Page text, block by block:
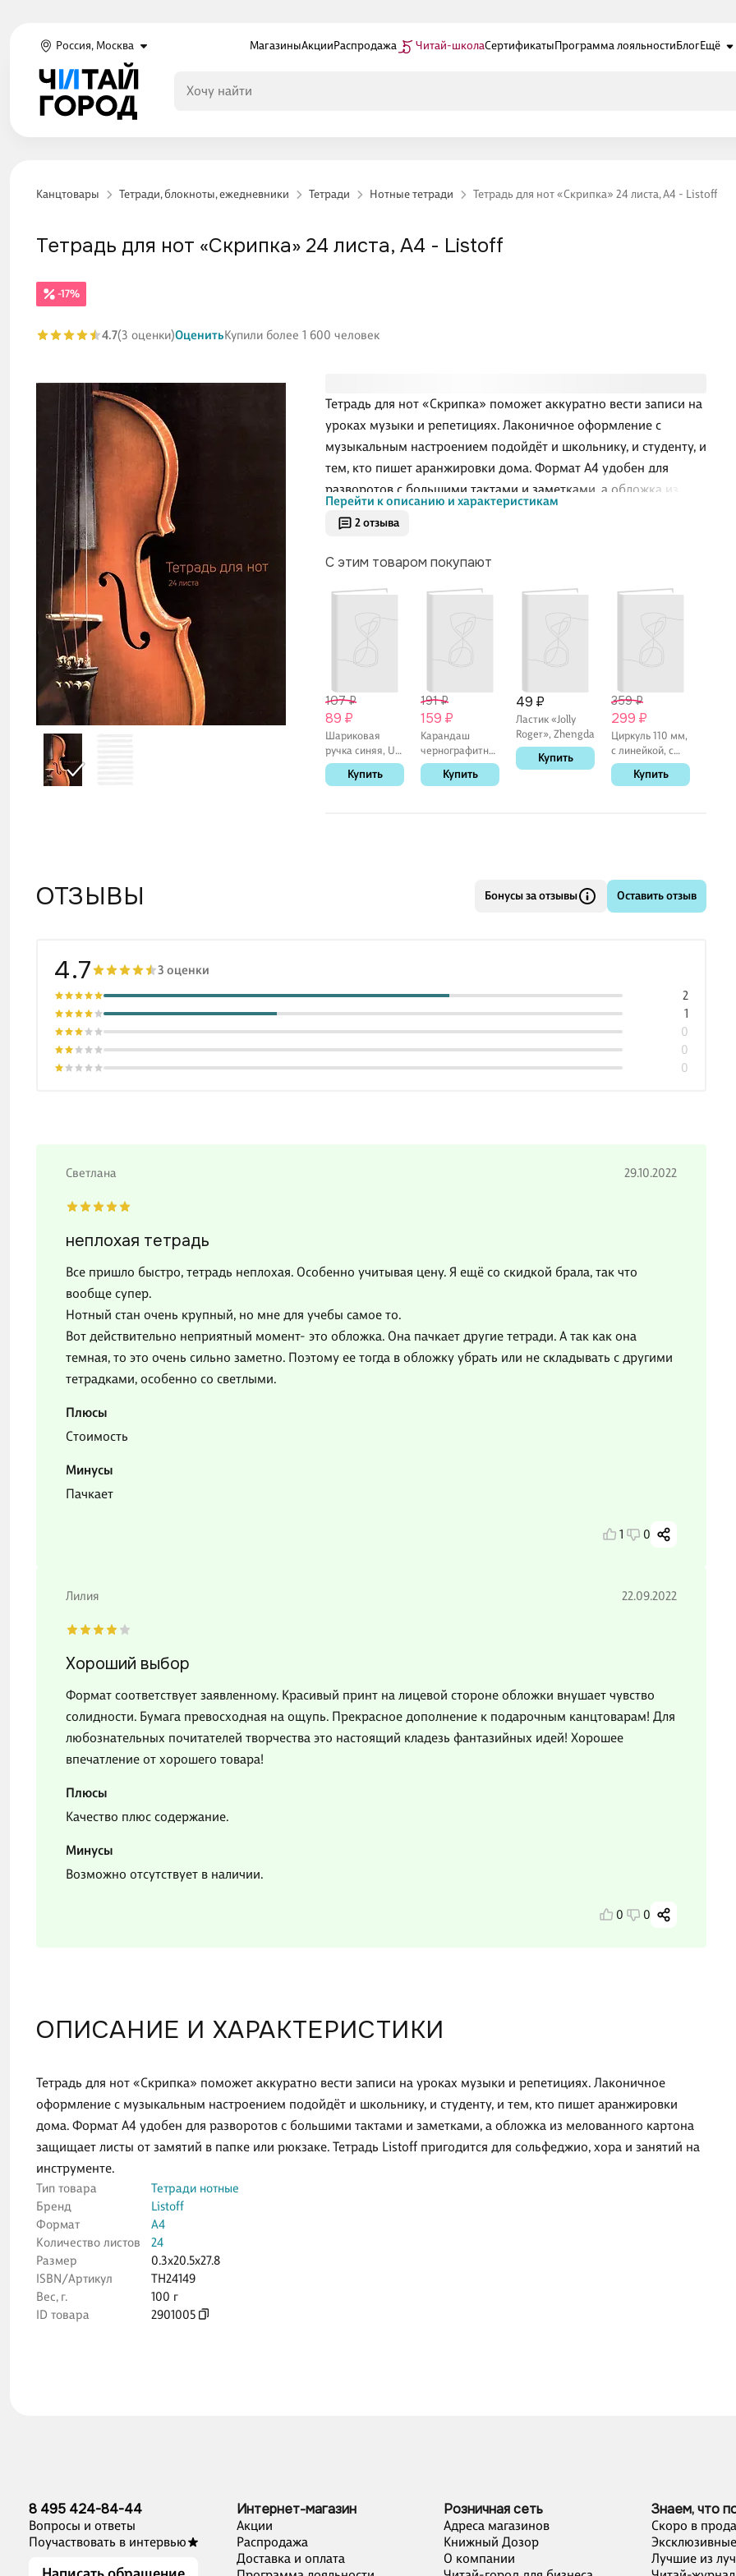
Россия, Москва МагазиныАкцииРаспродажа Читай-школаСертификатыПрограмма лояльностиБлогЕщё
Канцтовары Тетради, блокноты, ежедневники Тетради Нотные тетради Тетрадь для нот «Скрипка» 24 листа, А4 - Listoff
2 отзыва
Тетрадь для нот «Скрипка» поможет аккуратно вести записи на
уроках музыки и репетициях. Лаконичное оформление с
музыкальным настроением подойдёт и школьнику, и студенту, и
тем, кто пишет аранжировки дома. Формат А4 удобен для
разворотов с большими тактами и заметками, а обложка из
мелованного картона защищает листы от замятий в папке или
рюкзаке. Тетрадь Listoff пригодится для сольфеджио, хора и
занятий на инструменте.
Перейти к описанию и характеристикам
С этим товаром покупают
107 ₽
89 ₽
Шариковая
ручка синяя, U-
108, Erich Krause
Купить
191 ₽
159 ₽
Карандаш
чернографитный
технический, Н,
шестигранный,
Купить
49 ₽
Ластик «Jolly
Roger», Zhengda
Купить
359 ₽
299 ₽
Циркуль 110 мм,
с линейкой, с
грифелями
Купить
-17%
Тетрадь для нот «Скрипка» 24 листа, А4 - Listoff
4.7(3 оценки)ОценитьКупили более 1 600 человек
ОПИСАНИЕ И ХАРАКТЕРИСТИКИ
Тетрадь для нот «Скрипка» поможет аккуратно вести записи на уроках музыки и репетициях. Лаконичное
оформление с музыкальным настроением подойдёт и школьнику, и студенту, и тем, кто пишет аранжировки
дома. Формат А4 удобен для разворотов с большими тактами и заметками, а обложка из мелованного картона
защищает листы от замятий в папке или рюкзаке. Тетрадь Listoff пригодится для сольфеджио, хора и занятий на
инструменте.
Тип товара
Тетради нотные
Бренд
Listoff
Формат
А4
Количество листов
24
Размер
0.3x20.5x27.8
ISBN/Артикул
ТН24149
Вес, г.
100 г
ID товара
2901005
ОТЗЫВЫ Бонусы за отзывы Оставить отзыв
4.7 3 оценки
0
0
0
1
2
Светлана 29.10.2022
неплохая тетрадь
Все пришло быстро, тетрадь неплохая. Особенно учитывая цену. Я ещё со скидкой брала, так что
вообще супер.
Нотный стан очень крупный, но мне для учебы самое то.
Вот действительно неприятный момент- это обложка. Она пачкает другие тетради. А так как она
темная, то это очень сильно заметно. Поэтому ее тогда в обложку убрать или не складывать с другими
тетрадками, особенно со светлыми.
Плюсы
Стоимость
Минусы
Пачкает
1 0
Лилия 22.09.2022
Хороший выбор
Формат соответствует заявленному. Красивый принт на лицевой стороне обложки внушает чувство
солидности. Бумага превосходная на ощупь. Прекрасное дополнение к подарочным канцтоварам! Для
любознательных почитателей творчества это настоящий кладезь фантазийных идей! Хорошее
впечатление от хорошего товара!
Плюсы
Качество плюс содержание.
Минусы
Возможно отсутствует в наличии.
0 0
8 495 424-84-44
Вопросы и ответы
Поучаствовать в интервью
Интернет-магазин
Акции
Распродажа
Доставка и оплата
Розничная сеть
Адреса магазинов
Книжный Дозор
О компании
Знаем, что
Скоро в
Лучшие из